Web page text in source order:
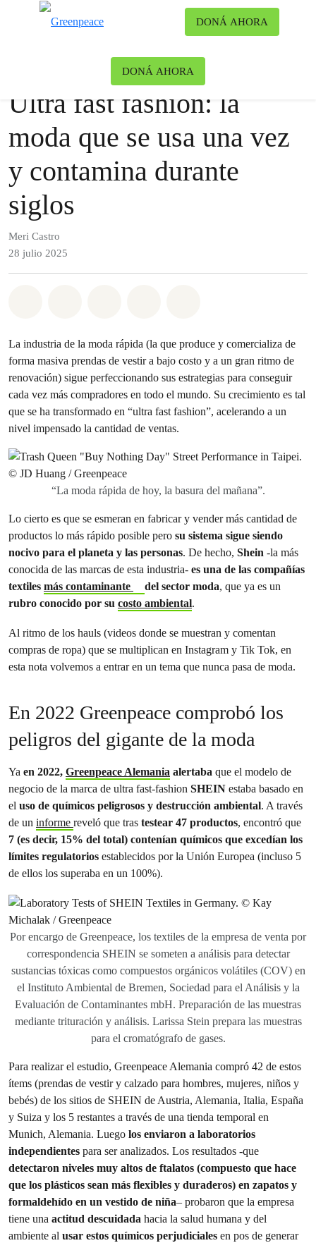
DONÁ AHORA
DONÁ AHORA
Contaminación
Ultra fast fashion: la
moda que se usa una vez
y contamina durante
siglos
Meri Castro
28 julio 2025
La industria de la moda rápida (la que produce y comercializa de
forma masiva prendas de vestir a bajo costo y a un gran ritmo de
renovación) sigue perfeccionando sus estrategias para conseguir
cada vez más compradores en todo el mundo. Su crecimiento es tal
que se ha transformado en “ultra fast fashion”, acelerando a un
nivel impensado la cantidad de ventas.
“La moda rápida de hoy, la basura del mañana”.
Lo cierto es que se esmeran en fabricar y vender más cantidad de
productos lo más rápido posible pero su sistema sigue siendo
nocivo para el planeta y las personas. De hecho, Shein -la más
conocida de las marcas de esta industria- es una de las compañías
textiles más contaminante del sector moda, que ya es un
rubro conocido por su costo ambiental.
Al ritmo de los hauls (videos donde se muestran y comentan
compras de ropa) que se multiplican en Instagram y Tik Tok, en
esta nota volvemos a entrar en un tema que nunca pasa de moda.
En 2022 Greenpeace comprobó los
peligros del gigante de la moda
Ya en 2022, Greenpeace Alemania alertaba que el modelo de
negocio de la marca de ultra fast-fashion SHEIN estaba basado en
el uso de químicos peligrosos y destrucción ambiental. A través
de un informe reveló que tras testear 47 productos, encontró que
7 (es decir, 15% del total) contenían químicos que excedían los
límites regulatorios establecidos por la Unión Europea (incluso 5
de ellos los superaba en un 100%).
Por encargo de Greenpeace, los textiles de la empresa de venta por
correspondencia SHEIN se someten a análisis para detectar
sustancias tóxicas como compuestos orgánicos volátiles (COV) en
el Instituto Ambiental de Bremen, Sociedad para el Análisis y la
Evaluación de Contaminantes mbH. Preparación de las muestras
mediante trituración y análisis. Larissa Stein prepara las muestras
para el cromatógrafo de gases.
Para realizar el estudio, Greenpeace Alemania compró 42 de estos
ítems (prendas de vestir y calzado para hombres, mujeres, niños y
bebés) de los sitios de SHEIN de Austria, Alemania, Italia, España
y Suiza y los 5 restantes a través de una tienda temporal en
Munich, Alemania. Luego los enviaron a laboratorios
independientes para ser analizados. Los resultados -que
detectaron niveles muy altos de ftalatos (compuesto que hace
que los plásticos sean más flexibles y duraderos) en zapatos y
formaldehído en un vestido de niña– probaron que la empresa
tiene una actitud descuidada hacia la salud humana y del
ambiente al usar estos químicos perjudiciales en pos de generar